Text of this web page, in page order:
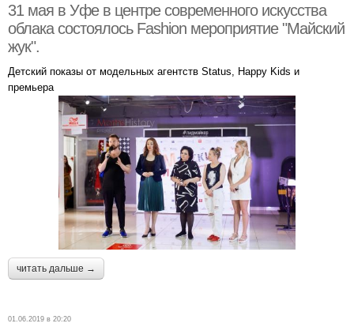
31 мая в Уфе в центре современного искусства
облака состоялось Fashion мероприятие "Майский
жук".
Детский показы от модельных агентств Status, Happy Kids и
премьера
читать дальше →
01.06.2019 в 20:20